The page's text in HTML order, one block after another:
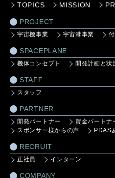
TOPICS
MISSION
PROJECT
宇宙機事業 宇宙港事業
SPACEPLANE
機体コンセプト 開発計画と状
STAFF
スタッフ
PARTNER
開発パートナー 資金パートナ
スポンサー様からの声
PDAS
RECRUIT
正社員 インターン
COMPANY